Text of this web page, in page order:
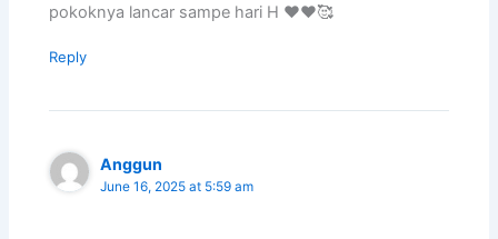
pokoknya lancar sampe hari H ❤❤🥰
Reply
Anggun
June 16, 2025 at 5:59 am